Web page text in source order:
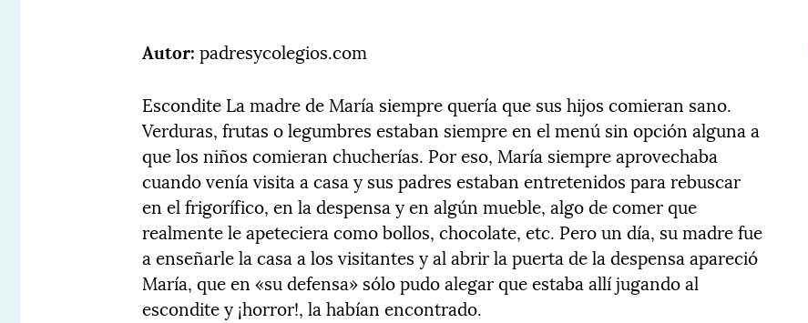
Autor:padresycolegios.com
Escondite La madre de María siempre quería que sus hijos comieran sano.
Verduras, frutas o legumbres estaban siempre en el menú sin opción alguna a
que los niños comieran chucherías. Por eso, María siempre aprovechaba
cuando venía visita a casa y sus padres estaban entretenidos para rebuscar
en el frigorífico, en la despensa y en algún mueble, algo de comer que
realmente le apeteciera como bollos, chocolate, etc. Pero un día, su madre fue
a enseñarle la casa a los visitantes y al abrir la puerta de la despensa apareció
María, que en «su defensa» sólo pudo alegar que estaba allí jugando al
escondite y ¡horror!, la habían encontrado.